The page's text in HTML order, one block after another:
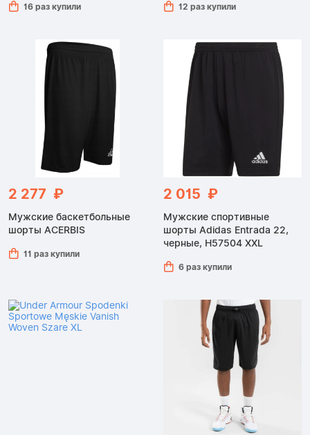
16 раз купили 12 раз купили
2 277 ₽
Мужские баскетбольные
шорты ACERBIS
11 раз купили
2 015 ₽
Мужские спортивные
шорты Adidas Entrada 22,
черные, H57504 XXL
6 раз купили